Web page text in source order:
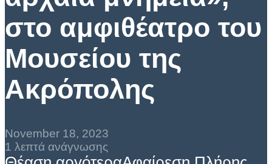
στο αμφιθέατρο του
Μουσείου της
Ακρόπολης
November 18, 2023
1 λεπτά ανάγνωσης